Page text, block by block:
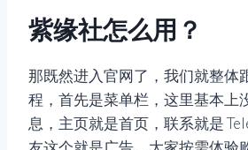
紫缘社怎么用？
那既然进入官网了，我们就整体
程，首先是菜单栏，这里基本上
息，主页就是首页，联系就是